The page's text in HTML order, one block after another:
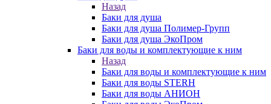
Назад
Баки для душа
Баки для душа Полимер-Групп
Баки для душа ЭкоПром
Баки для воды и комплектующие к ним
Назад
Баки для воды и комплектующие к ним
Баки для воды STERH
Баки для воды АНИОН